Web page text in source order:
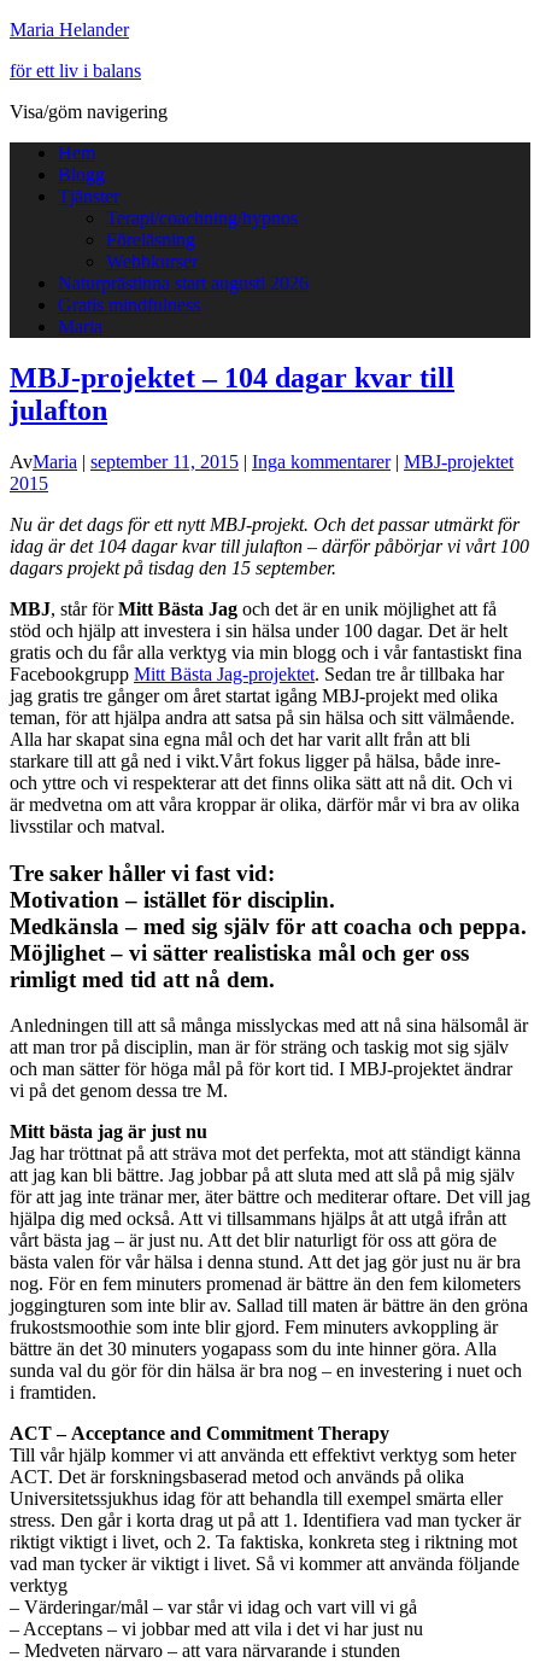
Maria Helander
för ett liv i balans
Visa/göm navigering
Hem
Blogg
Tjänster
Terapi/coachning/hypnos
Föreläsning
Webbkurser
Naturprästinna start augusti 2026
Gratis mindfulness
Maria
MBJ-projektet – 104 dagar kvar till
julafton
AvMaria | september 11, 2015 | Inga kommentarer| MBJ-projektet
2015
Nu är det dags för ett nytt MBJ-projekt. Och det passar utmärkt för
idag är det 104 dagar kvar till julafton – därför påbörjar vi vårt 100
dagars projekt på tisdag den 15 september.
MBJ, står förMitt Bästa Jag och det är en unik möjlighet att få
stöd och hjälp att investera i sin hälsa under 100 dagar. Det är helt
gratis och du får alla verktyg via min blogg och i vår fantastiskt fina
Facebookgrupp Mitt Bästa Jag-projektet. Sedan tre år tillbaka har
jag gratis tre gånger om året startat igång MBJ-projekt med olika
teman, för att hjälpa andra att satsa på sin hälsa och sitt välmående.
Alla har skapat sina egna mål och det har varit allt från att bli
starkare till att gå ned i vikt.Vårt fokus ligger på hälsa, både inre-
och yttre och vi respekterar att det finns olika sätt att nå dit. Och vi
är medvetna om att våra kroppar är olika, därför mår vi bra av olika
livsstilar och matval.
Tre saker håller vi fast vid:
Motivation – istället för disciplin.
Medkänsla – med sig själv för att coacha och peppa.
Möjlighet – vi sätter realistiska mål och ger oss
rimligt med tid att nå dem.
Anledningen till att så många misslyckas med att nå sina hälsomål är
att man tror på disciplin, man är för sträng och taskig mot sig själv
och man sätter för höga mål på för kort tid. I MBJ-projektet ändrar
vi på det genom dessa tre M.
Mitt bästa jag är just nu
Jag har tröttnat på att sträva mot det perfekta, mot att ständigt känna
att jag kan bli bättre. Jag jobbar på att sluta med att slå på mig själv
för att jag inte tränar mer, äter bättre och mediterar oftare. Det vill jag
hjälpa dig med också. Att vi tillsammans hjälps åt att utgå ifrån att
vårt bästa jag – är just nu. Att det blir naturligt för oss att göra de
bästa valen för vår hälsa i denna stund. Att det jag gör just nu är bra
nog. För en fem minuters promenad är bättre än den fem kilometers
joggingturen som inte blir av. Sallad till maten är bättre än den gröna
frukostsmoothie som inte blir gjord. Fem minuters avkoppling är
bättre än det 30 minuters yogapass som du inte hinner göra. Alla
sunda val du gör för din hälsa är bra nog – en investering i nuet och
i framtiden.
ACT – Acceptance and Commitment ­Therapy
Till vår hjälp kommer vi att använda ett effektivt verktyg som heter
ACT. Det är forskningsbaserad metod och används på olika
Universitetssjukhus idag för att behandla till exempel smärta eller
stress. Den går i korta drag ut på att 1. Identifiera vad man tycker är
riktigt viktigt i livet, och 2. Ta faktiska, konkreta steg i riktning mot
vad man tycker är viktigt i livet. Så vi kommer att använda följande
verktyg
– Värderingar/mål – var står vi idag och vart vill vi gå
– Acceptans – vi jobbar med att vila i det vi har just nu
– Medveten närvaro – att vara närvarande i stunden